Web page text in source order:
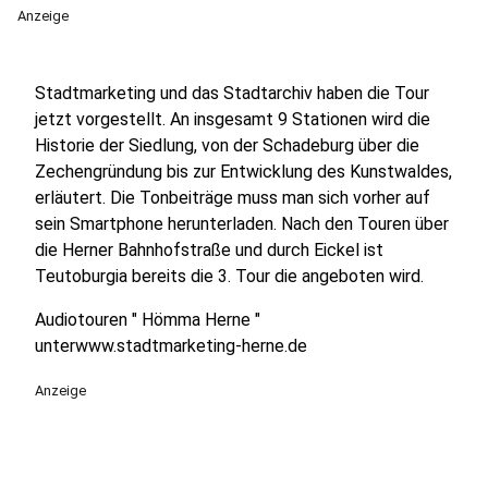
Anzeige
Stadtmarketing und das Stadtarchiv haben die Tour
jetzt vorgestellt. An insgesamt 9 Stationen wird die
Historie der Siedlung, von der Schadeburg über die
Zechengründung bis zur Entwicklung des Kunstwaldes,
erläutert. Die Tonbeiträge muss man sich vorher auf
sein Smartphone herunterladen. Nach den Touren über
die Herner Bahnhofstraße und durch Eickel ist
Teutoburgia bereits die 3. Tour die angeboten wird.
Audiotouren " Hömma Herne "
unterwww.stadtmarketing-herne.de
Anzeige